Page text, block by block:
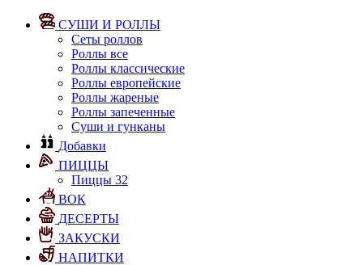
СУШИ И РОЛЛЫ
Сеты роллов
Роллы все
Роллы классические
Роллы европейские
Роллы жареные
Роллы запеченные
Суши и гунканы
Добавки
ПИЦЦЫ
Пиццы 32
ВОК
ДЕСЕРТЫ
ЗАКУСКИ
НАПИТКИ